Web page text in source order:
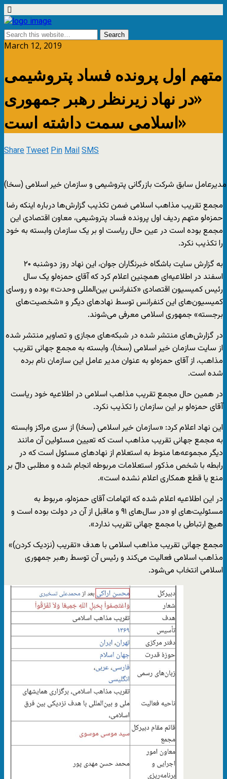
March 12, 2019
متهم اول پرونده فساد پتروشیمی
«در نهاد زیرنظر رهبر جمهوری
اسلامی سمت داشته است»
ShareTweetPinMailSMS
مدیرعامل سابق شرکت بازرگانی پتروشیمی و سازمان خیر اسلامی (سخا)
مجمع تقریب مذاهب اسلامی ضمن تکذیب گزارش‌ها درباره اینکه رضا
حمزه‌لو متهم ردیف اول پرونده فساد پتروشیمی، معاون اقتصادی این
مجمع بوده است در عین حال ریاست او بر یک سازمان وابسته به خود
را تکذیب نکرد.
به گزارش سایت باشگاه خبرنگاران جوان، این نهاد روز دوشنبه ۲۰
اسفند در اطلاعیه‌ای همچنین اعلام کرد که آقای حمزه‌لو یک سال
رئیس کمیسیون اقتصاد‌ی «کنفرانس بین‌المللی وحدت» بوده و روسای
کمیسیون‌های این کنفرانس توسط نهادهای دیگر و «شخصیت‌های
برجسته» جمهوری اسلامی معرفی می‌شوند.
در گزارش‌های منتشر شده در شبکه‌های مجازی و تصاویر منتشر شده
از سایت سازمان خیر اسلامی (سخا)، وابسته به مجمع جهانی تقریب
مذاهب، از آقای حمزه‌لو به عنوان مدیر عامل این سازمان نام برده
شده است.
در همین حال مجمع تقریب مذاهب اسلامی در اطلاعیه‌ خود ریاست
آقای حمزه‌لو بر این سازمان را تکذیب نکرد.
این نهاد اعلام کرد: «سازمان خیر اسلامی (سخا) از سری مراکز وابسته
به مجمع جهانی تقریب مذاهب است که تعیین مسئولین آن مانند
دیگر مجموعه‌ها منوط به استعلام از نهاد‌های مسئول است که در
رابطه با شخص مذکور استعلامات مربوطه انجام شده و مطلبی دالّ بر
منع یا قطع همکاری اعلام نشده است».
در این اطلاعیه اعلام شده که اتهامات آقای حمزه‌لو، مربوط به
مسئولیت‌های او «در سال‌های ۹۱ و ماقبل از آن در دولت بوده است و
هیچ ارتباطی با مجمع جهانی تقریب ندارد».
مجمع جهانی تقریب مذاهب اسلامی با هدف «تقریب (نزدیک کردن)»
مذاهب اسلامی فعالیت می‌کند و رئیس آن توسط رهبر جمهوری
اسلامی انتخاب می‌شود.